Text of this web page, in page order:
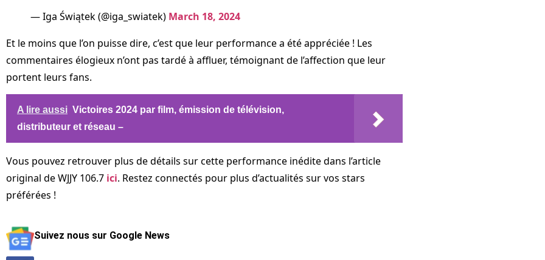
— Iga Świątek (@iga_swiatek) March 18, 2024
Et le moins que l’on puisse dire, c’est que leur performance a été appréciée ! Les
commentaires élogieux n’ont pas tardé à affluer, témoignant de l’affection que leur
portent leurs fans.
A lire aussi Victoires 2024 par film, émission de télévision,
distributeur et réseau –
Vous pouvez retrouver plus de détails sur cette performance inédite dans l’article
original de WJJY 106.7 ici. Restez connectés pour plus d’actualités sur vos stars
préférées !
Suivez nous sur Google News